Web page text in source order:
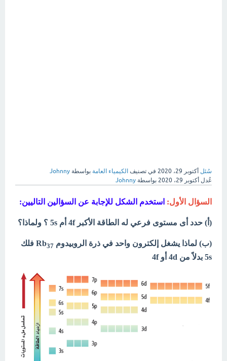
سُئل أكتوبر 29، 2020 في تصنيف الكيمياء العامة بواسطة Johnny
عُدل أكتوبر 29، 2020 بواسطة Johnny
السؤال الأول: استخدم الشكل للإجابة عن السؤالين التاليين:
(أ) حدد أى مستوى فرعي له الطاقة الأكبر 4f أم 5s ؟ ولماذا؟
(ب) لماذا يشغل إلكترون واحد في ذرة الروبيدوم Rb 37
فلك
5s بدلاً من 4d أو 4f